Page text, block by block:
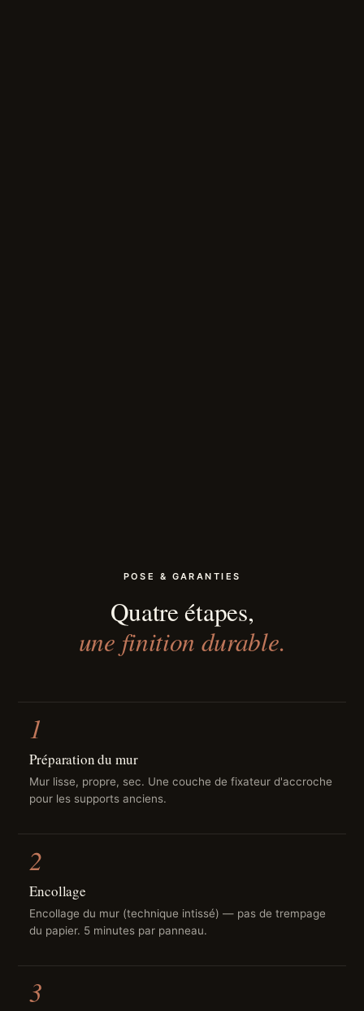
POSE & GARANTIES
Quatre étapes,
une finition durable.
1
Préparation du mur
Mur lisse, propre, sec. Une couche de fixateur d'accroche
pour les supports anciens.
2
Encollage
Encollage du mur (technique intissé) — pas de trempage
du papier. 5 minutes par panneau.
3